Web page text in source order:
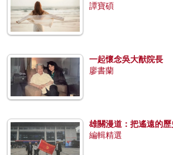
譚寶碩
一起懷念吳大猷院長
廖書蘭
雄關漫道：把遙遠的
編輯精選